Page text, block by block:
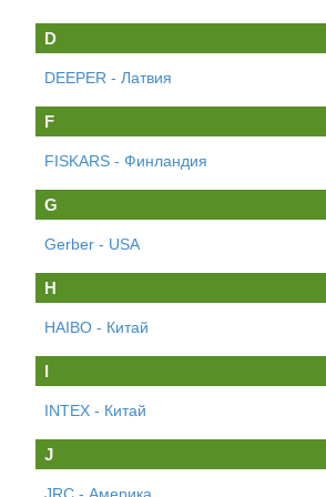
D
DEEPER - Латвия
F
FISKARS - Финландия
G
Gerber - USA
H
HAIBO - Китай
I
INTEX - Китай
J